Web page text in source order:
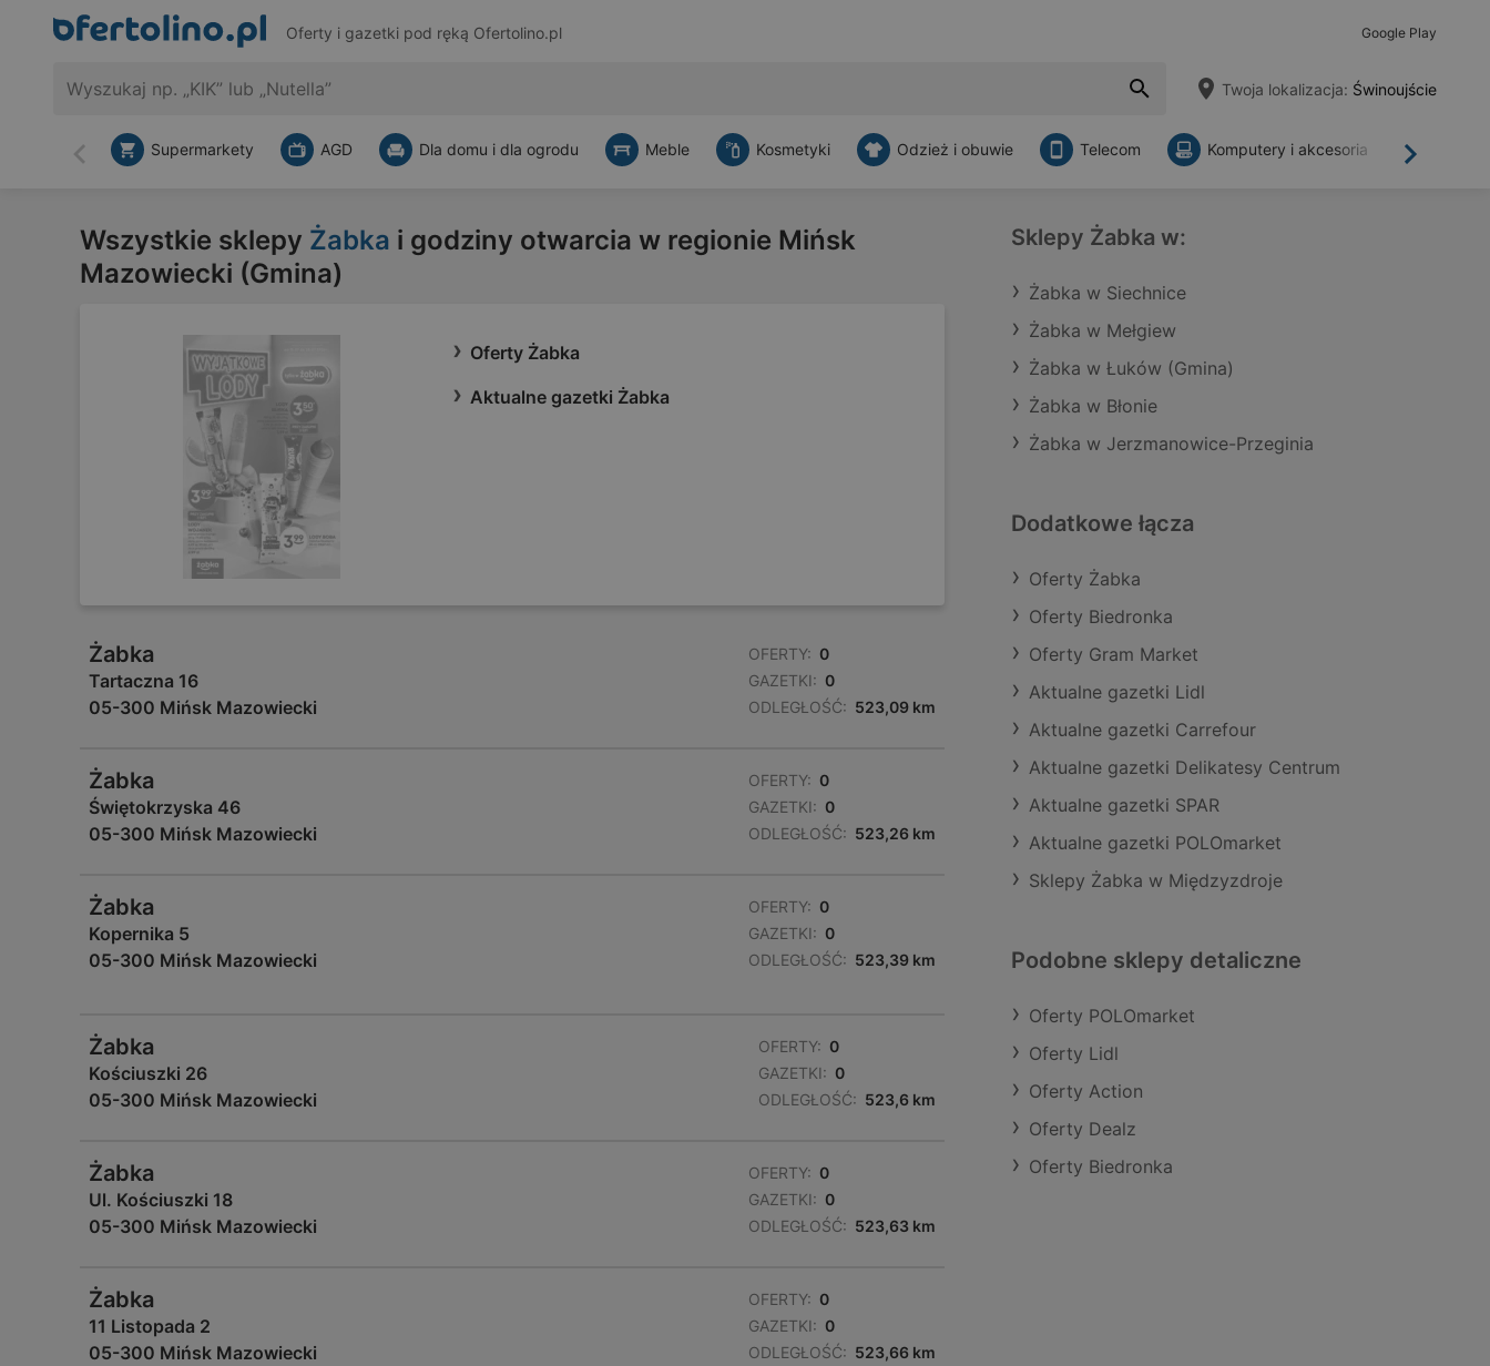
Oferty i gazetki pod ręką Ofertolino.pl Google Play
Twoja lokalizacja: Świnoujście
Wstecz Dalej
Supermarkety AGD Dla domu i dla ogrodu Meble Kosmetyki Odzież i obuwie Telecom Komputery i akcesoria
Wszystkie sklepy Żabka i godziny otwarcia w regionie Mińsk
Mazowiecki (Gmina)
Oferty Żabka
Aktualne gazetki Żabka
Żabka
Tartaczna 16
05-300 Mińsk Mazowiecki
OFERTY: 0
GAZETKI: 0
ODLEGŁOŚĆ: 523,09 km
Żabka
Świętokrzyska 46
05-300 Mińsk Mazowiecki
OFERTY: 0
GAZETKI: 0
ODLEGŁOŚĆ: 523,26 km
Żabka
Kopernika 5
05-300 Mińsk Mazowiecki
OFERTY: 0
GAZETKI: 0
ODLEGŁOŚĆ: 523,39 km
Żabka
Kościuszki 26
05-300 Mińsk Mazowiecki
OFERTY: 0
GAZETKI: 0
ODLEGŁOŚĆ: 523,6 km
Żabka
Ul. Kościuszki 18
05-300 Mińsk Mazowiecki
OFERTY: 0
GAZETKI: 0
ODLEGŁOŚĆ: 523,63 km
Żabka
11 Listopada 2
05-300 Mińsk Mazowiecki
OFERTY: 0
GAZETKI: 0
ODLEGŁOŚĆ: 523,66 km
Sklepy Żabka w:
Żabka w Siechnice
Żabka w Mełgiew
Żabka w Łuków (Gmina)
Żabka w Błonie
Żabka w Jerzmanowice-Przeginia
Dodatkowe łącza
Oferty Żabka
Oferty Biedronka
Oferty Gram Market
Aktualne gazetki Lidl
Aktualne gazetki Carrefour
Aktualne gazetki Delikatesy Centrum
Aktualne gazetki SPAR
Aktualne gazetki POLOmarket
Sklepy Żabka w Międzyzdroje
Podobne sklepy detaliczne
Oferty POLOmarket
Oferty Lidl
Oferty Action
Oferty Dealz
Oferty Biedronka